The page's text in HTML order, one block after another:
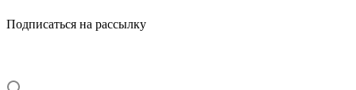
Подписаться на рассылку